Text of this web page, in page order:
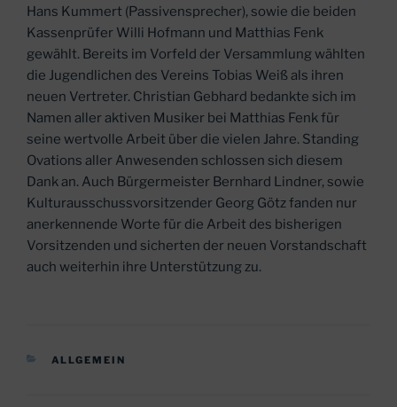
Hans Kummert (Passivensprecher), sowie die beiden
Kassenprüfer Willi Hofmann und Matthias Fenk
gewählt. Bereits im Vorfeld der Versammlung wählten
die Jugendlichen des Vereins Tobias Weiß als ihren
neuen Vertreter. Christian Gebhard bedankte sich im
Namen aller aktiven Musiker bei Matthias Fenk für
seine wertvolle Arbeit über die vielen Jahre. Standing
Ovations aller Anwesenden schlossen sich diesem
Dank an. Auch Bürgermeister Bernhard Lindner, sowie
Kulturausschussvorsitzender Georg Götz fanden nur
anerkennende Worte für die Arbeit des bisherigen
Vorsitzenden und sicherten der neuen Vorstandschaft
auch weiterhin ihre Unterstützung zu.
KATEGORIEN
ALLGEMEIN